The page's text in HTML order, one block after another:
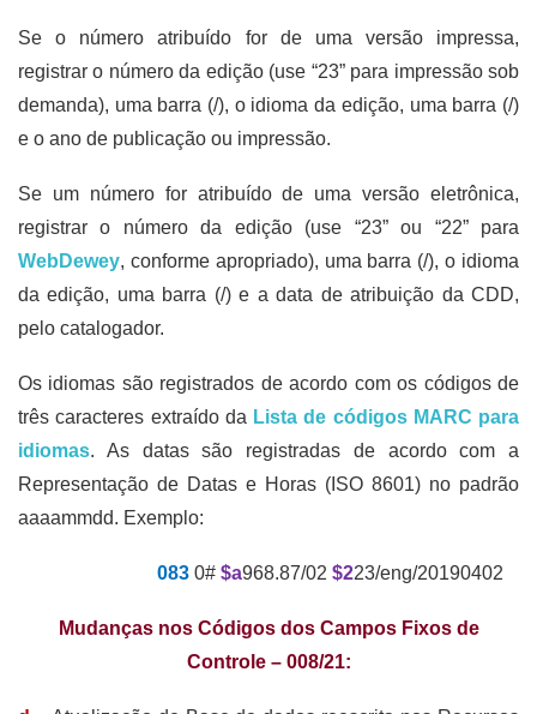
Se o número atribuído for de uma versão impressa,
registrar o número da edição (use “23” para impressão sob
demanda), uma barra (/), o idioma da edição, uma barra (/)
e o ano de publicação ou impressão.
Se um número for atribuído de uma versão eletrônica,
registrar o número da edição (use “23” ou “22” para
WebDewey, conforme apropriado), uma barra (/), o idioma
da edição, uma barra (/) e a data de atribuição da CDD,
pelo catalogador.
Os idiomas são registrados de acordo com os códigos de
três caracteres extraído da Lista de códigos MARC para
idiomas. As datas são registradas de acordo com a
Representação de Datas e Horas (ISO 8601) no padrão
aaaammdd. Exemplo:
083 0# $a968.87/02 $223/eng/20190402
Mudanças nos Códigos dos Campos Fixos de
Controle – 008/21: